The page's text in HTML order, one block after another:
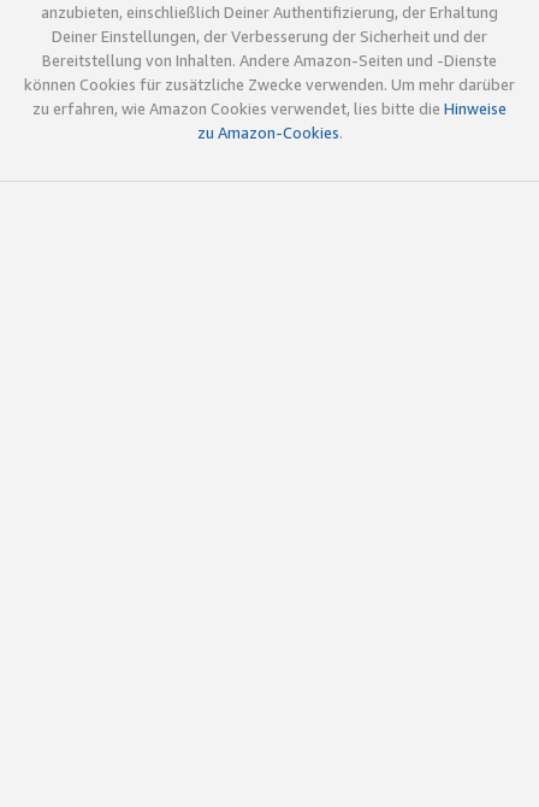
anzubieten, einschließlich Deiner Authentifizierung, der Erhaltung
Deiner Einstellungen, der Verbesserung der Sicherheit und der
Bereitstellung von Inhalten. Andere Amazon-Seiten und -Dienste
können Cookies für zusätzliche Zwecke verwenden. Um mehr darüber
zu erfahren, wie Amazon Cookies verwendet, lies bitte die Hinweise
zu Amazon-Cookies.